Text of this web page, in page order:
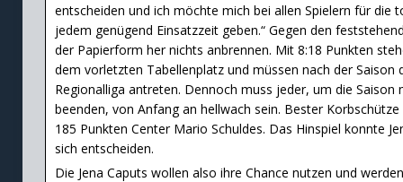
entscheiden und ich möchte mich bei allen Spielern für die
jedem genügend Einsatzzeit geben.“ Gegen den
der Papierform her nichts anbrennen. Mit 8:18 Punkten
dem vorletzten Tabellenplatz und müssen nach der Saison
Regionalliga antreten. Dennoch muss jeder, um die Saison
beenden, von Anfang an hellwach sein. Bester
185 Punkten Center Mario Schuldes. Das Hinspiel konnte
sich entscheiden.
Die Jena Caputs wollen also ihre Chance nutzen und